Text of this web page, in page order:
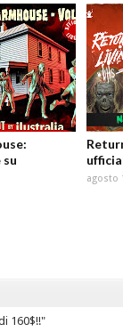
agosto
160$!!"